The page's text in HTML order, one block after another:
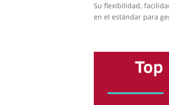
Su flexibilidad,
en el estándar para